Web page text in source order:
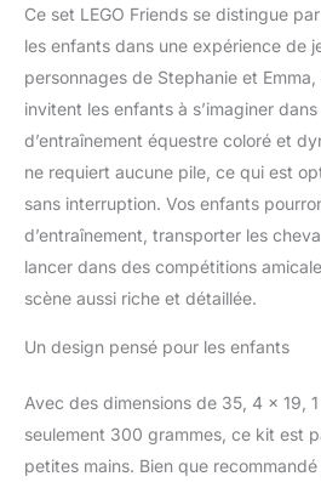
Friends
partir
de Hale
à foin
fumier
jouet de
avec 2
aux
écuries.
de
les
Ce set LEGO Friends se distingue
les enfants dans une expérience de
personnages de Stephanie et
invitent les enfants à s’imaginer
d’entraînement équestre coloré et
ne requiert aucune pile, ce qui est
sans interruption. Vos enfants
d’entraînement, transporter les
lancer dans des compétitions
scène aussi riche et détaillée.
Un design pensé pour les enfants
Avec des dimensions de 35, 4 x 19,
seulement 300 grammes, ce kit est
petites mains. Bien que